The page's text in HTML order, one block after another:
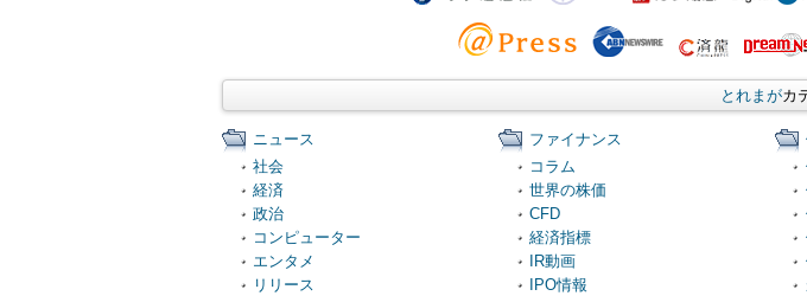
とれまがカ
ニュース
社会
経済
政治
コンピューター
エンタメ
リリース
ファイナンス
コラム
世界の株価
CFD
経済指標
IR動画
IPO情報